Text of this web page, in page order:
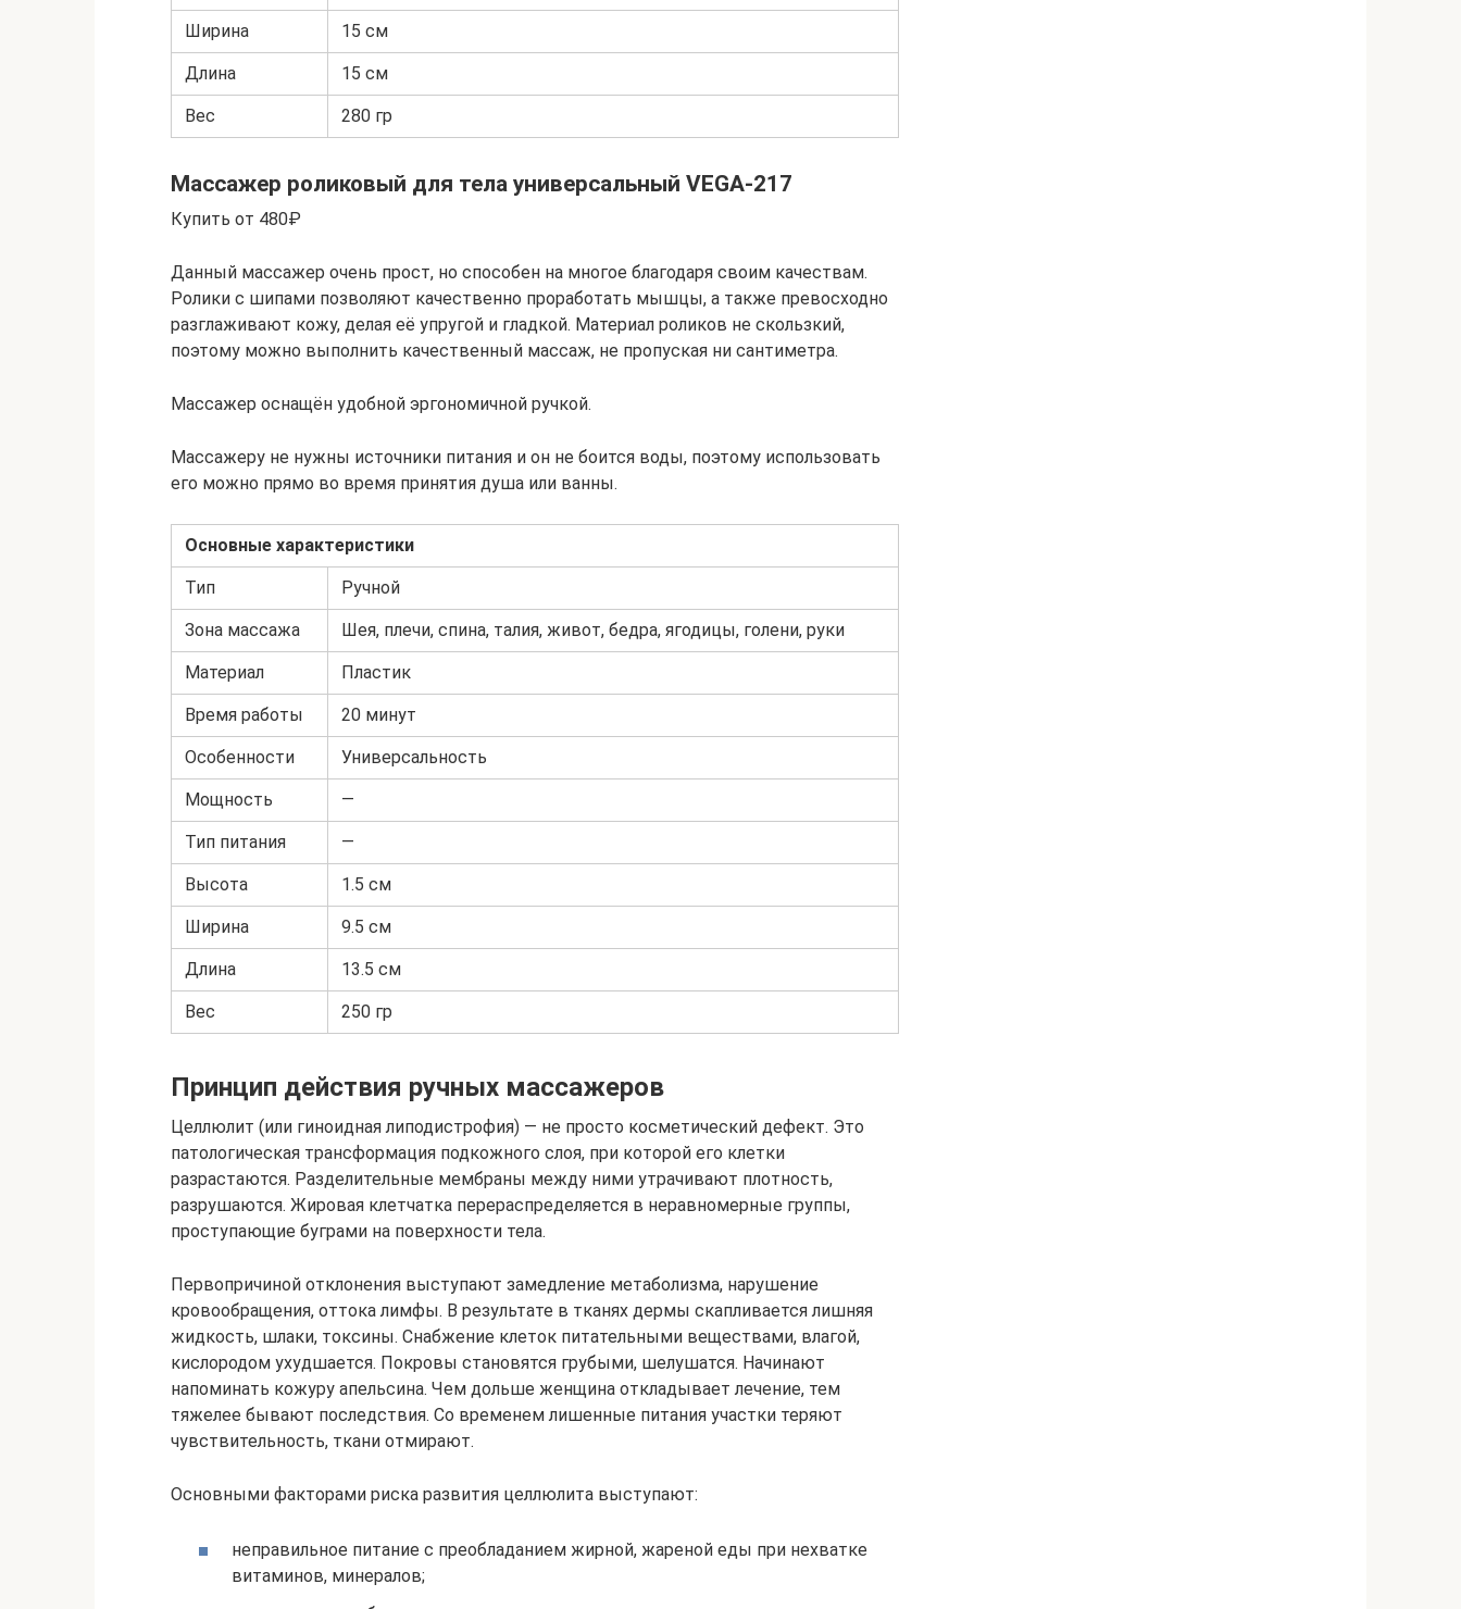
Ширина 15 см
Длина 15 см
Вес 280 гр
Массажер роликовый для тела универсальный VEGA-217
Купить от 480₽
Данный массажер очень прост, но способен на многое благодаря своим качествам.
Ролики с шипами позволяют качественно проработать мышцы, а также превосходно
разглаживают кожу, делая её упругой и гладкой. Материал роликов не скользкий,
поэтому можно выполнить качественный массаж, не пропуская ни сантиметра.
Массажер оснащён удобной эргономичной ручкой.
Массажеру не нужны источники питания и он не боится воды, поэтому использовать
его можно прямо во время принятия душа или ванны.
Основные характеристики
Тип Ручной
Зона массажа Шея, плечи, спина, талия, живот, бедра, ягодицы, голени, руки
Материал Пластик
Время работы 20 минут
Особенности Универсальность
Мощность —
Тип питания —
Высота 1.5 см
Ширина 9.5 см
Длина 13.5 см
Вес 250 гр
Принцип действия ручных массажеров
Целлюлит (или гиноидная липодистрофия) — не просто косметический дефект. Это
патологическая трансформация подкожного слоя, при которой его клетки
разрастаются. Разделительные мембраны между ними утрачивают плотность,
разрушаются. Жировая клетчатка перераспределяется в неравномерные группы,
проступающие буграми на поверхности тела.
Первопричиной отклонения выступают замедление метаболизма, нарушение
кровообращения, оттока лимфы. В результате в тканях дермы скапливается лишняя
жидкость, шлаки, токсины. Снабжение клеток питательными веществами, влагой,
кислородом ухудшается. Покровы становятся грубыми, шелушатся. Начинают
напоминать кожуру апельсина. Чем дольше женщина откладывает лечение, тем
тяжелее бывают последствия. Со временем лишенные питания участки теряют
чувствительность, ткани отмирают.
Основными факторами риска развития целлюлита выступают:
неправильное питание с преобладанием жирной, жареной еды при нехватке
витаминов, минералов;